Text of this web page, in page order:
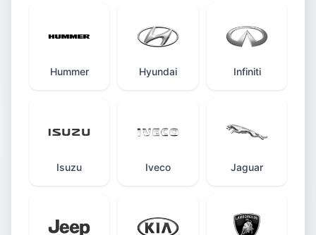
Hummer Hyundai Infiniti
Isuzu Iveco Jaguar